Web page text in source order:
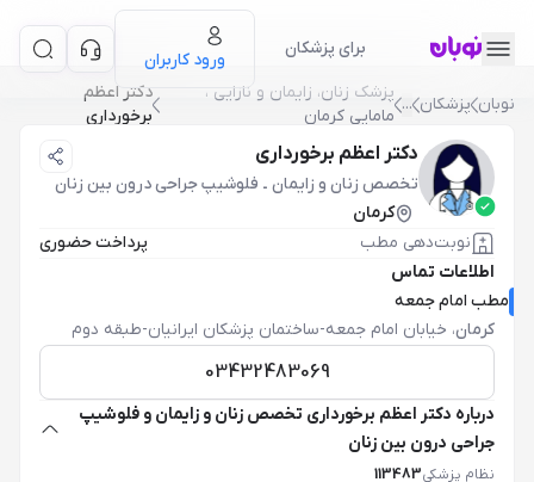
برای پزشکان
ورود کاربران
نوبان پزشکان ...
پزشک زنان، زایمان و نازایی ،
مامایی کرمان
دکتر اعظم
برخورداری
دکتر اعظم برخورداری
تخصص زنان و زایمان ـ فلوشیپ جراحی درون بین زنان
کرمان
نوبت‌دهی مطب
پرداخت حضوری
اطلاعات تماس
مطب امام جمعه
کرمان، خیابان امام جمعه-ساختمان پزشکان ایرانیان-طبقه دوم
03432483069
درباره دکتر اعظم برخورداری تخصص زنان و زایمان و فلوشیپ
جراحی درون بین زنان
نظام پزشکی113483